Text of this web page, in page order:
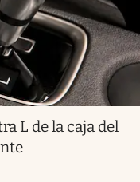
L de la caja del